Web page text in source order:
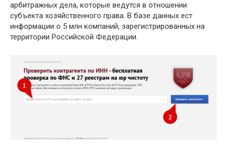
арбитражных дела, которые ведутся в отношении
субъекта хозяйственного права. В базе данных ест
информации о 5 млн компаний, зарегистрированных на
территории Российской Федерации.